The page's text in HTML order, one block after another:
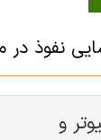
نفوذ